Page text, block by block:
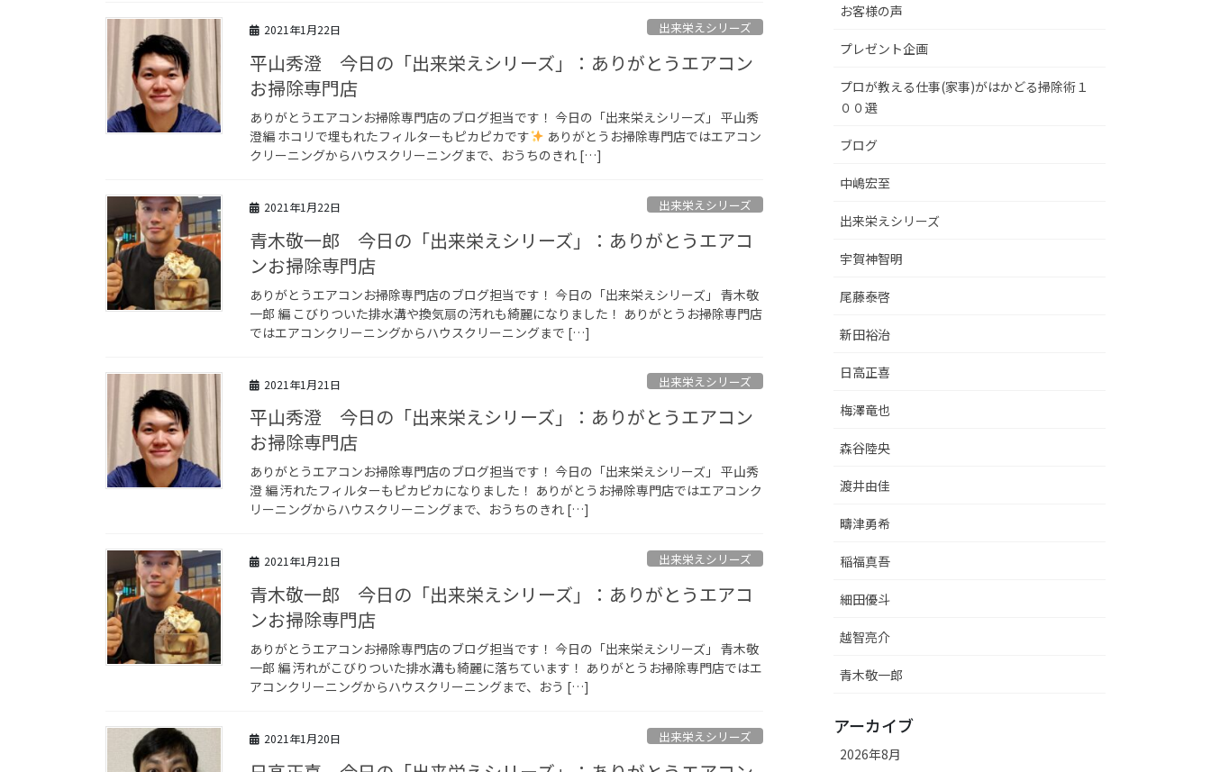
2021年1月22日 出来栄えシリーズ
平山秀澄 今日の「出来栄えシリーズ」：ありがとうエアコン
お掃除専門店
ありがとうエアコンお掃除専門店のブログ担当です！ 今日の「出来栄えシリーズ」 平山秀
澄編 ホコリで埋もれたフィルターもピカピカです
ありがとうお掃除専門店ではエアコン
クリーニングからハウスクリーニングまで、おうちのきれ […]
2021年1月22日 出来栄えシリーズ
青木敬一郎 今日の「出来栄えシリーズ」：ありがとうエアコ
ンお掃除専門店
ありがとうエアコンお掃除専門店のブログ担当です！ 今日の「出来栄えシリーズ」 青木敬
一郎 編 こびりついた排水溝や換気扇の汚れも綺麗になりました！ ありがとうお掃除専門店
ではエアコンクリーニングからハウスクリーニングまで […]
2021年1月21日 出来栄えシリーズ
平山秀澄 今日の「出来栄えシリーズ」：ありがとうエアコン
お掃除専門店
ありがとうエアコンお掃除専門店のブログ担当です！ 今日の「出来栄えシリーズ」 平山秀
澄 編 汚れたフィルターもピカピカになりました！ ありがとうお掃除専門店ではエアコンク
リーニングからハウスクリーニングまで、おうちのきれ […]
2021年1月21日 出来栄えシリーズ
青木敬一郎 今日の「出来栄えシリーズ」：ありがとうエアコ
ンお掃除専門店
ありがとうエアコンお掃除専門店のブログ担当です！ 今日の「出来栄えシリーズ」 青木敬
一郎 編 汚れがこびりついた排水溝も綺麗に落ちています！ ありがとうお掃除専門店ではエ
アコンクリーニングからハウスクリーニングまで、おう […]
2021年1月20日 出来栄えシリーズ
お客様の声
プレゼント企画
プロが教える仕事(家事)がはかどる掃除術１
００選
ブログ
中嶋宏至
出来栄えシリーズ
宇賀神智明
尾藤泰啓
新田裕治
日高正喜
梅澤竜也
森谷陸央
渡井由佳
疇津勇希
稲福真吾
細田優斗
越智亮介
青木敬一郎
アーカイブ
2026年8月